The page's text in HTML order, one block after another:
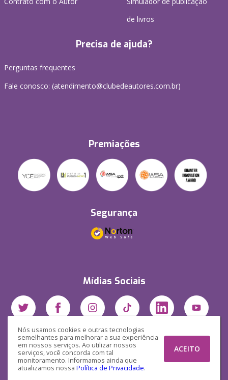
Nós usamos cookies e outras tecnologias
semelhantes para melhorar a sua experiência
em nossos serviços. Ao utilizar nossos
serviços, você concorda com tal
monitoramento. Informamos ainda que
atualizamos nossa Política de Privacidade.
ACEITO
de livros
Precisa de ajuda?
Perguntas frequentes
Fale conosco: (atendimento@clubedeautores.com.br)
Premiações
Segurança
Mídias Sociais